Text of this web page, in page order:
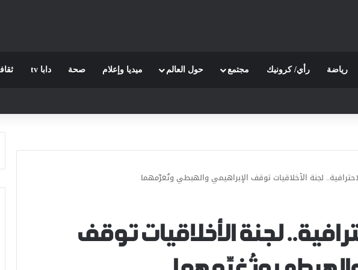
رياضة رأي/ كرونيك مجتمع حول العالم ميديا وإعلام صحة دابا tv
لجنة الأخلاقيات توقف الإبراهيمي والهبطي وتُغرِّمهما
لجنة الأخلاقيات توقف